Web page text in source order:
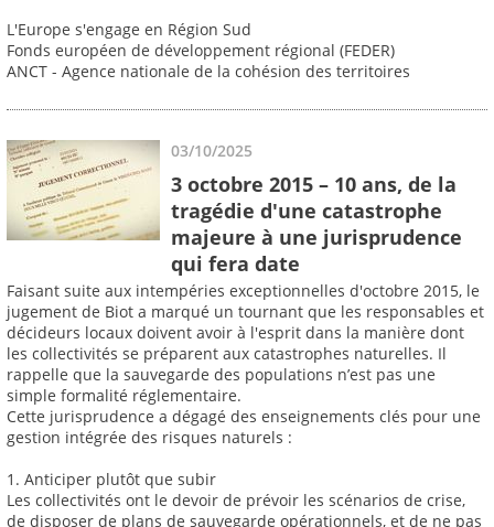
L'Europe s'engage en Région Sud
Fonds européen de développement régional (FEDER)
ANCT - Agence nationale de la cohésion des territoires
03/10/2025
3 octobre 2015 – 10 ans, de la
tragédie d'une catastrophe
majeure à une jurisprudence
qui fera date
Faisant suite aux intempéries exceptionnelles d'octobre 2015, le
jugement de Biot a marqué un tournant que les responsables et
décideurs locaux doivent avoir à l'esprit dans la manière dont
les collectivités se préparent aux catastrophes naturelles. Il
rappelle que la sauvegarde des populations n’est pas une
simple formalité réglementaire.
Cette jurisprudence a dégagé des enseignements clés pour une
gestion intégrée des risques naturels :
1. Anticiper plutôt que subir
Les collectivités ont le devoir de prévoir les scénarios de crise,
de disposer de plans de sauvegarde opérationnels, et de ne pas